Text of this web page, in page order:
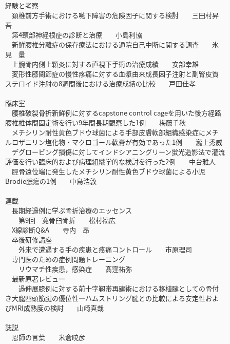
経験と考察
頚椎前方手術における嚥下障害の危険因子に関する検討 三田村昇
吾
第4頚部神経根症の診断と治療 小島利協
新鮮腰椎分離症の保存療法における通院自己中断に関する調査 氷
見 量
上腕骨内側上顆炎に対する直視下手術の治療成績 安部幸雄
変形性膝関節症の慢性疼痛に対する血漿由来成長因子注射と副腎皮質
ステロイド注射の8週間後における治療成績の比較 戸田佳孝
臨床室
腰椎破裂骨折新鮮例に対するcapstone control cageを用いた後方経路
腰椎椎体間固定術を行い9年間長期観察した1例 梅藤千秋
メチシリン耐性黄色ブドウ球菌による手部皮膚軟部組織感染症にメチ
ルロザニリン塩化物・マクロゴール軟膏が有効であった1例 瀧上秀威
デグロービング損傷に対してインドシアニングリーン蛍光造影法で灌流
評価を行い臨床的および病理組織学的な検討を行った2例 中台雅人
脛骨遠位端に発生したメチシリン耐性黄色ブドウ球菌による小児
Brodie膿瘍の1例 中島浩敦
連載
長期経過例に学ぶ骨折治療のエッセンス
第9回 寛骨臼骨折 松村福広
X線診断Q&A 寺内 昂
卒後研修講座
外来で遭遇する手の疾患と疼痛コントロール 市原理司
専門医のための症例問題トレーニング
リウマチ性疾患，感染症 髙窪祐弥
最新原著レビュー
過伸展膝例に対する前十字靱帯再建術における移植腱としての骨付
き大腿四頭筋腱の優位性―ハムストリング腱との比較による安定性およ
びMRI成熟度の検討 山崎真哉
誌説
恩師の言葉 米倉暁彦